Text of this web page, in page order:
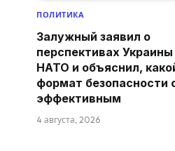
ПОЛИТИКА
Залужный заявил о
перспективах
НАТО и объяснил,
формат безопасности
эффективным
4 августа, 2026